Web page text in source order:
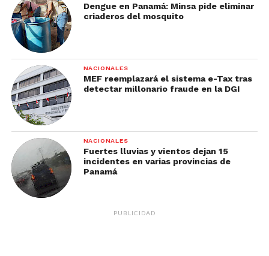
Dengue en Panamá: Minsa pide eliminar
criaderos del mosquito
NACIONALES
MEF reemplazará el sistema e-Tax tras
detectar millonario fraude en la DGI
NACIONALES
Fuertes lluvias y vientos dejan 15
incidentes en varias provincias de
Panamá
PUBLICIDAD